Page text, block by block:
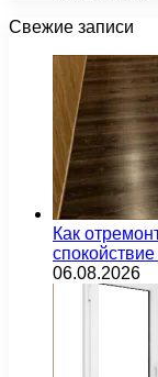
Свежие записи
Как
06.08.2026